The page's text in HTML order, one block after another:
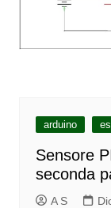
arduino
Sensore
seconda
A S